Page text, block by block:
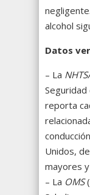
alcohol
Datos
– La
reporta
Unidos,
mayores
– La OMS